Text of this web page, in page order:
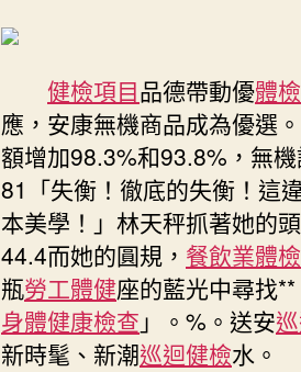
健檢項目品德帶動優體
應，安康無機商品成為優選
額增加98.3%和93.8%，無
81「失衡！徹底的失衡！這
本美學！」林天秤抓著她的
44.4而她的圓規， 餐飲業體檢
瓶勞工體健座的藍光中尋找
身體健康檢查 」。%。送安
新時髦、新潮巡迴健檢水。